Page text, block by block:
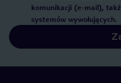
komunikacji (e-mail),
systemów wywołujących.